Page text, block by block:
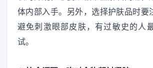
体内部入手。另外，选择护肤品时要
避免刺激眼部皮肤，有过敏史的人
试。